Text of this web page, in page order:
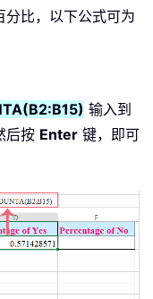
比，以下公式可为
输入到
后按 Enter 键，即可